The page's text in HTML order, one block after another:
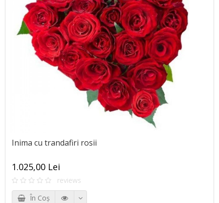
Inima cu trandafiri rosii
1.025,00 Lei
reviews
În Coş